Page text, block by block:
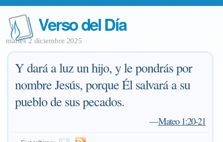
Verso del Día
martes 2 diciembre 2025
Y dará a luz un hijo, y le pondrás por
nombre Jesús, porque Él salvará a su
pueblo de sus pecados.
—Mateo 1:20-21